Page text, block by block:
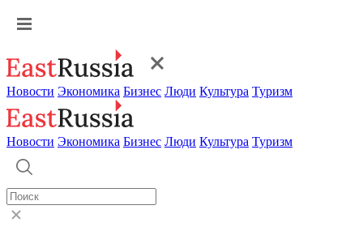
Новости Экономика Бизнес Люди Культура Туризм
Новости Экономика Бизнес Люди Культура Туризм